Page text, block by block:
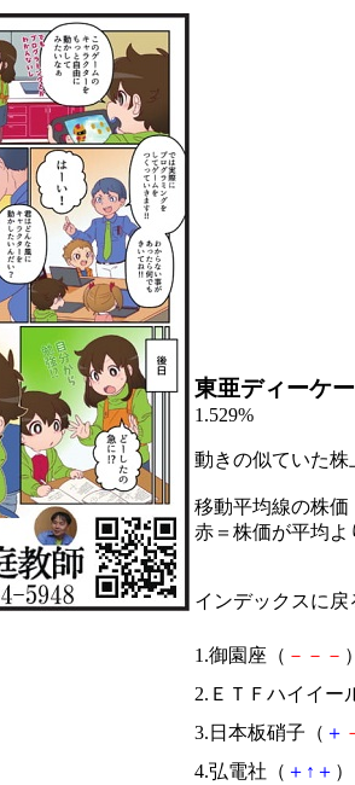
東亜ディーケ
1.529%
動きの似ていた
移動平均線の株価
赤＝株価が平均
インデックスに戻
1.御園座（ － － －
2.ＥＴＦハイイー
3.日本板硝子（ ＋
4.弘電社（ ＋ ↑ ＋